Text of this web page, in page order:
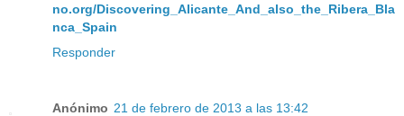
no.org/Discovering_Alicante_And_also_the_Ribera_Bla
nca_Spain
Responder
Anónimo 21 de febrero de 2013 a las 13:42